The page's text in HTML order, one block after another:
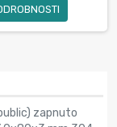
zapnuto